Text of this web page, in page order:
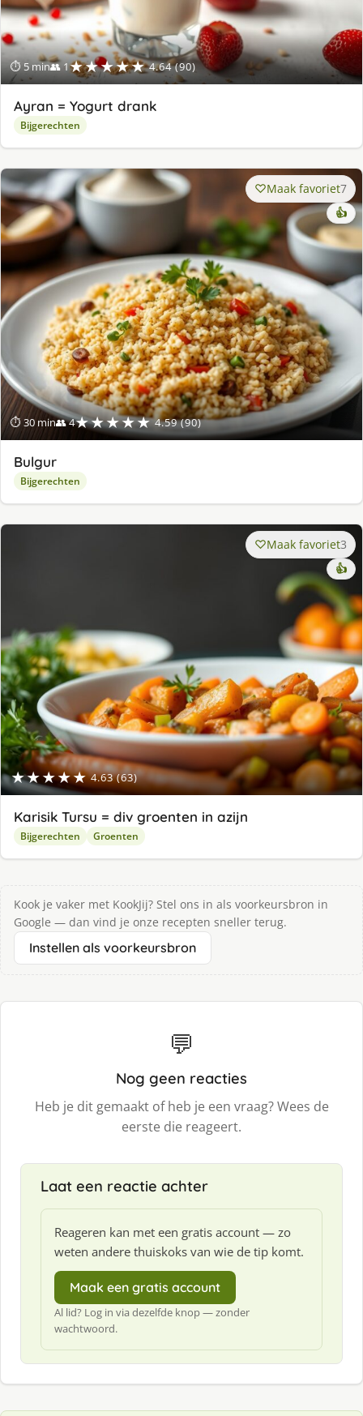
⏱ 5 min👥 1★★★★★ 4.64 (90)
Ayran = Yogurt drank
Bijgerechten
⏱ 30 min👥 4★★★★★ 4.59 (90)
Maak favoriet7
👍
Bulgur
Bijgerechten
★★★★★ 4.63 (63)
Maak favoriet3
👍
Karisik Tursu = div groenten in azijn
Bijgerechten Groenten
Kook je vaker met KookJij? Stel ons in als voorkeursbron in
Google — dan vind je onze recepten sneller terug.
Instellen als voorkeursbron
💬
Nog geen reacties
Heb je dit gemaakt of heb je een vraag? Wees de
eerste die reageert.
Laat een reactie achter
Reageren kan met een gratis account — zo
weten andere thuiskoks van wie de tip komt.
Maak een gratis account
Al lid? Log in via dezelfde knop — zonder
wachtwoord.